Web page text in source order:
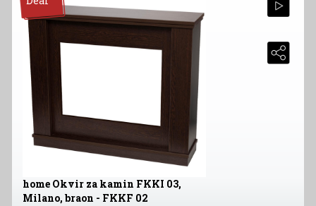
home Okvir za kamin FKKI 03,
Milano, braon - FKKF 02